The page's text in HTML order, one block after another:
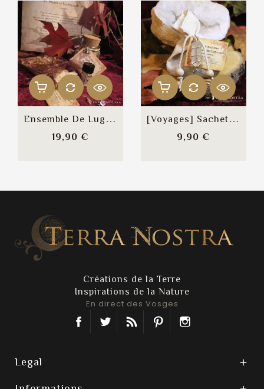
Ensemble De Lughnasadh
19,90 €
[Voyages] Sachet Magique...
9,90 €
Créations de la Terre
Inspirations de la Nature
En direct des Vosges
Facebook
Twitter Rss Pinterest
Legal 